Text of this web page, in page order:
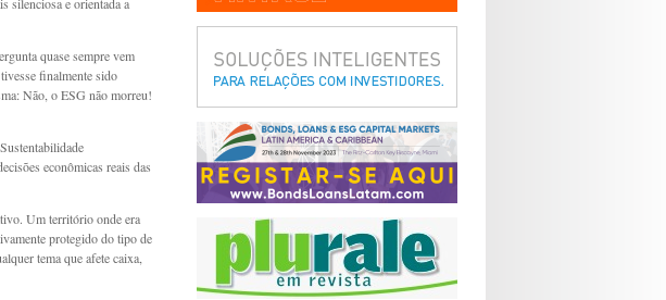
silenciosa e orientada a
quase sempre vem
finalmente sido
Não, o ESG não morreu!
econômicas reais das
Um território onde era
protegido do tipo de
tema que afete caixa,